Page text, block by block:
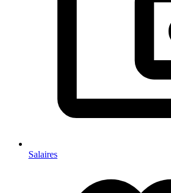
Salaires